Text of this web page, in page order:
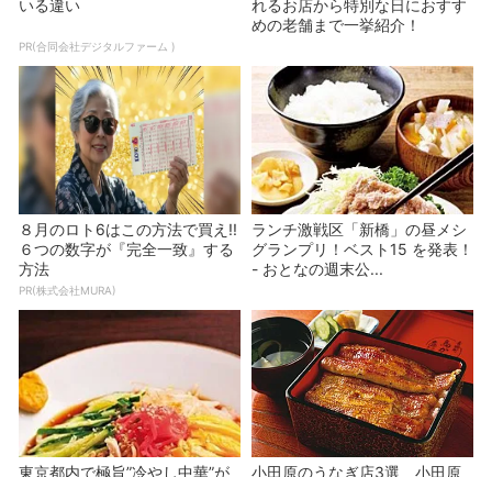
いる違い
PR(合同会社デジタルファーム )
れるお店から特別な日におすす
めの老舗まで一挙紹介！
８月のロト6はこの方法で買え!!
６つの数字が『完全一致』する
方法
PR(株式会社MURA)
ランチ激戦区「新橋」の昼メシ
グランプリ！ベスト15 を発表！
- おとなの週末公...
東京都内で極旨”冷やし中華”が
小田原のうなぎ店3選 小田原